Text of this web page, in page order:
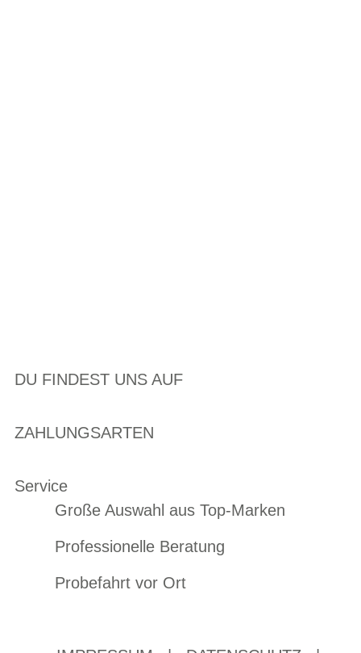
DU FINDEST UNS AUF
ZAHLUNGSARTEN
Service
Große Auswahl aus Top-Marken
Professionelle Beratung
Probefahrt vor Ort